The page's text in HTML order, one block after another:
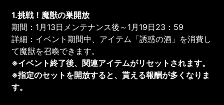
1.挑戦！魔獣の巣開放
期間：1月13日メンテナンス後～1月19日23：59
詳細：イベント期間中、アイテム「誘惑の酒」を消費し
て魔獣を召喚できます。
※イベント終了後、関連アイテムがリセットされます。
※指定のセットを開放すると、貰える報酬が多くなりま
す。